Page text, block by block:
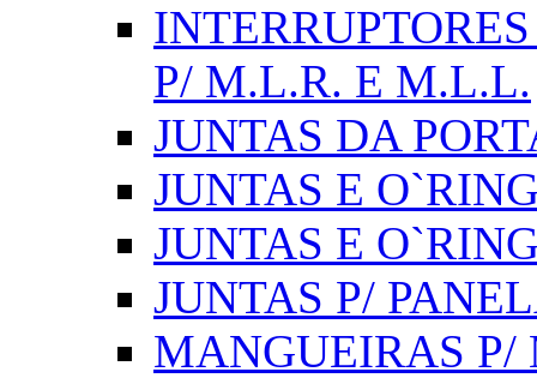
P/ M.L.R. E M.L.L.
JUNTAS DA
JUNTAS E
JUNTAS E
JUNTAS P/
MANGUEIRAS